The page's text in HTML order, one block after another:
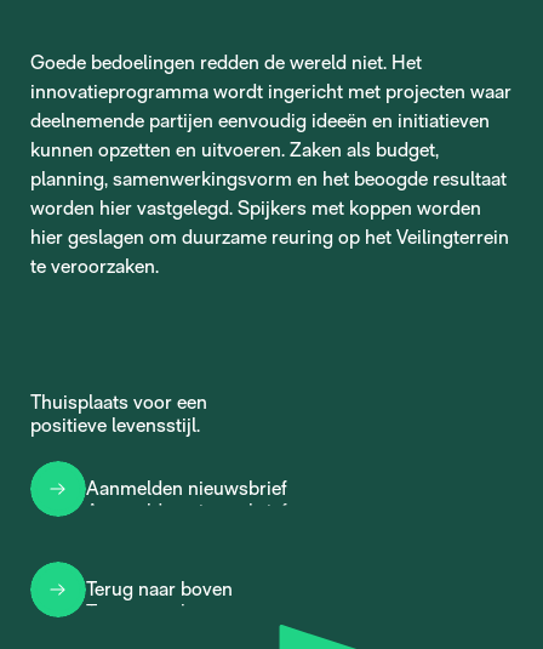
Goede bedoelingen redden de wereld niet. Het
innovatieprogramma wordt ingericht met projecten waar
deelnemende partijen eenvoudig ideeën en initiatieven
kunnen opzetten en uitvoeren. Zaken als budget,
planning, samenwerkingsvorm en het beoogde resultaat
worden hier vastgelegd. Spijkers met koppen worden
hier geslagen om duurzame reuring op het Veilingterrein
te veroorzaken.
Thuisplaats voor een
positieve levensstijl.
Aanmelden nieuwsbrief
Aanmelden nieuwsbrief
Terug naar boven
Terug naar boven